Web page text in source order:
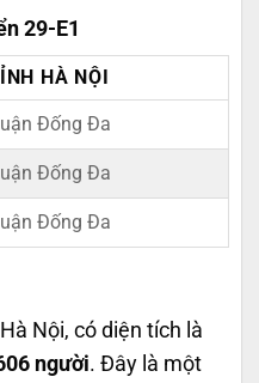
29-E1
HÀ NỘI
Đống Đa
Đống Đa
Đống Đa
Nội, có diện tích là
người. Đây là một